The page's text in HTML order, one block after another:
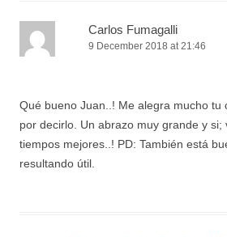
Carlos Fumagalli
9 December 2018 at 21:46
Qué bueno Juan..! Me alegra mucho tu
por decirlo. Un abrazo muy grande y si;
tiempos mejores..! PD: También está
resultando útil.